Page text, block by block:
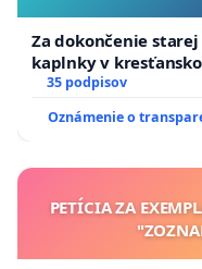
Za dokončenie
kaplnky v
35 podpisov
Oznámenie o
PETÍCIA ZA